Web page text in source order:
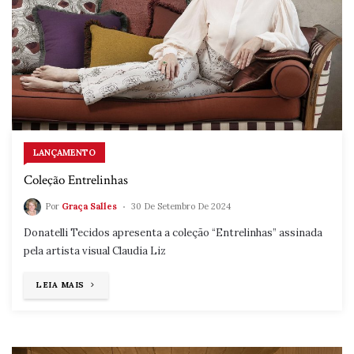
LANÇAMENTO
Coleção Entrelinhas
Por Graça Salles 30 De Setembro De 2024
Donatelli Tecidos apresenta a coleção “Entrelinhas” assinada
pela artista visual Claudia Liz
LEIA MAIS